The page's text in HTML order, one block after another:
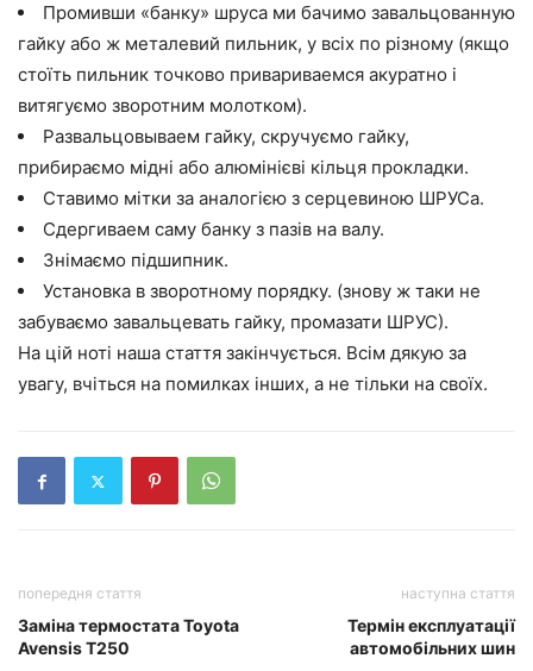
Промивши «банку» шруса ми бачимо завальцованную
гайку або ж металевий пильник, у всіх по різному (якщо
стоїть пильник точково привариваемся акуратно і
витягуємо зворотним молотком).
Развальцовываем гайку, скручуємо гайку,
прибираємо мідні або алюмінієві кільця прокладки.
Ставимо мітки за аналогією з серцевиною ШРУСа.
Сдергиваем саму банку з пазів на валу.
Знімаємо підшипник.
Установка в зворотному порядку. (знову ж таки не
забуваємо завальцевать гайку, промазати ШРУС).
На цій ноті наша стаття закінчується. Всім дякую за
увагу, вчіться на помилках інших, а не тільки на своїх.
попередня стаття
Заміна термостата Toyota
Avensis T250
наступна стаття
Термін експлуатації
автомобільних шин